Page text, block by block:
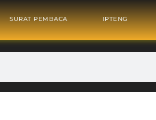
SURAT PEMBACA IPTENG